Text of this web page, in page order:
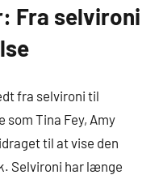
Fra selvironi
fra selvironi til
Tina Fey, Amy
til at vise den
Selvironi har længe